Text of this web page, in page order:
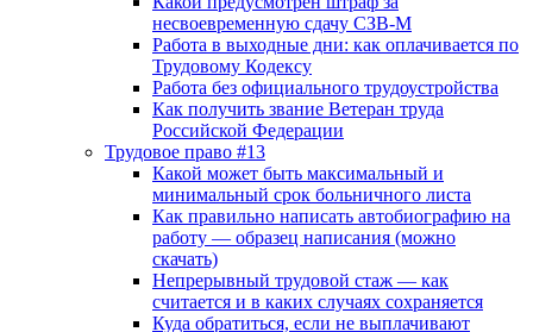
несвоевременную сдачу СЗВ-М
Работа в выходные дни: как оплачивается по
Трудовому Кодексу
Работа без официального трудоустройства
Как получить звание Ветеран труда
Российской Федерации
Трудовое право #13
Какой может быть максимальный и
минимальный срок больничного листа
Как правильно написать автобиографию на
работу — образец написания (можно
скачать)
Непрерывный трудовой стаж — как
считается и в каких случаях сохраняется
Куда обратиться, если не выплачивают